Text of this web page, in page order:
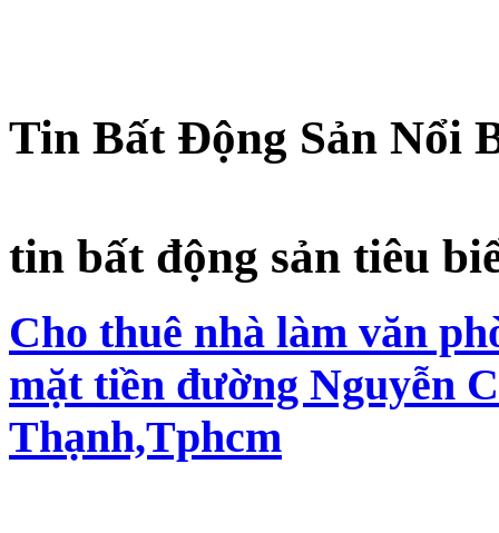
Tin Bất Động Sản Nổi
tin bất động sản tiêu
Cho thuê nhà làm văn
mặt tiền đường Nguyễn
Thạnh,Tphcm